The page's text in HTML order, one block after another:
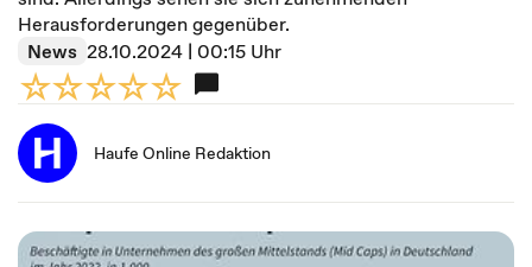
Herausforderungen gegenüber.
News 28.10.2024 | 00:15 Uhr
Haufe Online Redaktion